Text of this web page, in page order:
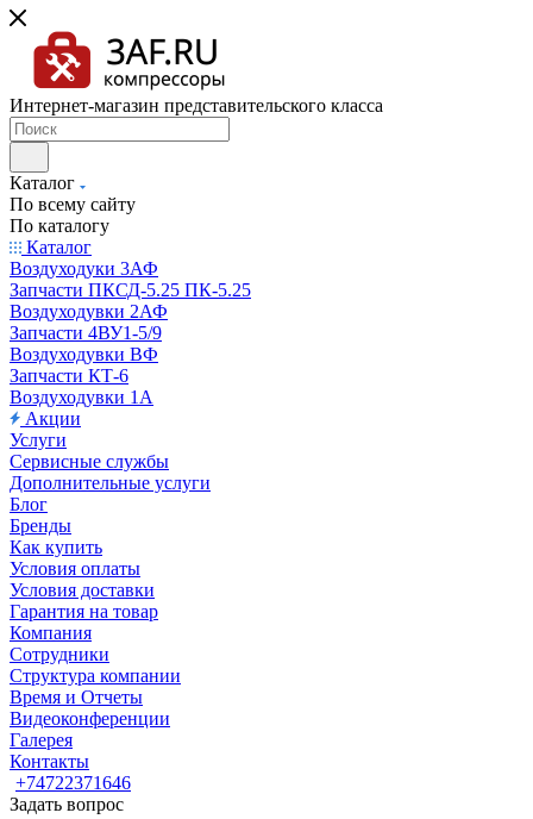
Интернет-магазин представительского класса
Каталог
По всему сайту
По каталогу
Каталог
Воздуходуки 3АФ
Запчасти ПКСД-5.25 ПК-5.25
Воздуходувки 2АФ
Запчасти 4ВУ1-5/9
Воздуходувки ВФ
Запчасти КТ-6
Воздуходувки 1А
Акции
Услуги
Сервисные службы
Дополнительные услуги
Блог
Бренды
Как купить
Условия оплаты
Условия доставки
Гарантия на товар
Компания
Сотрудники
Структура компании
Время и Отчеты
Видеоконференции
Галерея
Контакты
+74722371646
Задать вопрос